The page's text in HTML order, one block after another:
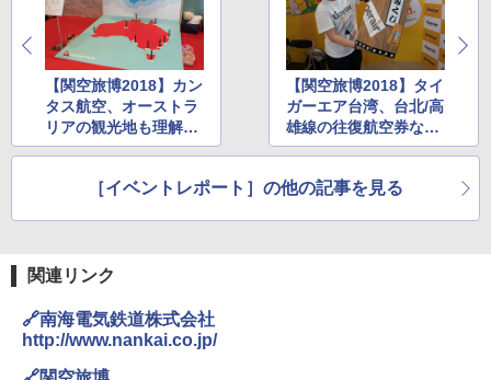
A26 地球の歩き方 チェコ ポーランド スロヴ
ァキア 2026～2027 地球の歩き方A ヨーロッ
パ
￥2,277
新しい日本地理 地図・統計・移動から読み
￥5,999
[キャンパーズコレクション 山善] 傘みたいに
広げるだけ パッとサッとテント ブラックコ
ーティング フルクローズ メッシュ 3-4人用
簡単設置 ポップアップテント エクルベージ
イド ブラックコーティング フルクローズ メ
ッシュ 4人用 簡単設置 ポップアップテント P
ATCW-150B エクルベージュ
ニューエラ New Era キャップ メッシュキャ
ップ 9FORTY AFrame 15226380 NER37C00
94 ストーン ニューエラキャップ 9FORTYA
サーフライダーファウンデーション Surfride
r Foundation コラボ Aフレーム メンズ レデ
ィース 帽子 スナップバック a-frame 9フォー
ティー男女兼用ユニセックス 夏用 日除けUV
0ml（連続噴射30秒）110ml（連続噴射15
秒）射程5～10m 安全ロック搭載 携帯収納袋
付き ヒグマ・イノシシ対策 自治体・教育機
【関空旅博2018】カン
タス航空、オーストラ
リアの観光地も理解で
きる輪投げゲームやVR
【関空旅博2018】タイ
ガーエア台湾、台北/高
雄線の往復航空券など
が当たる「おみくじ」
［イベントレポート］の他の記事を見る
関連リンク
🔗南海電気鉄道株式会社
http://www.nankai.co.jp/